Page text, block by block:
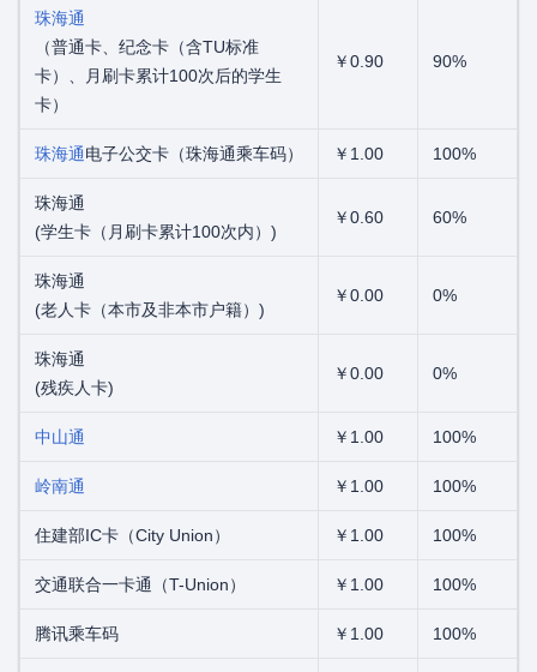
珠海通
（普通卡、纪念卡（含TU标准
卡）、月刷卡累计100次后的学生
卡）
￥0.90 90%
珠海通电子公交卡（珠海通乘车码） ￥1.00 100%
珠海通
(学生卡（月刷卡累计100次内）)
￥0.60 60%
珠海通
(老人卡（本市及非本市户籍）)
￥0.00 0%
珠海通
(残疾人卡)
￥0.00 0%
中山通 ￥1.00 100%
岭南通 ￥1.00 100%
住建部IC卡（City Union） ￥1.00 100%
交通联合一卡通（T-Union） ￥1.00 100%
腾讯乘车码 ￥1.00 100%